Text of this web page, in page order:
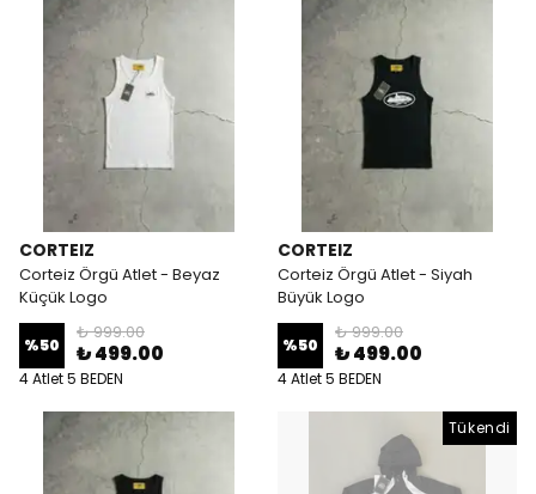
CORTEIZ
Corteiz Örgü Atlet - Beyaz
Küçük Logo
%50
₺ 999.00
₺ 499.00
4 Atlet 5 BEDEN
CORTEIZ
Corteiz Örgü Atlet - Siyah
Büyük Logo
%50
₺ 999.00
₺ 499.00
4 Atlet 5 BEDEN
Tükendi